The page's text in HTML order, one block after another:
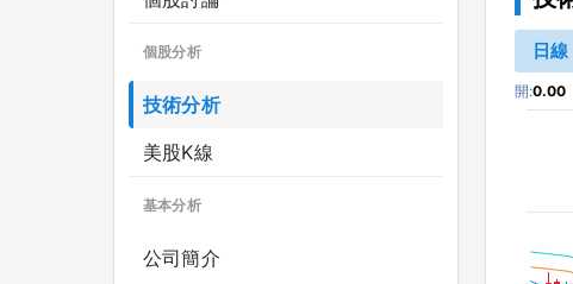
個股分析
技術分析
美股K線
基本分析
公司簡介
日線
開:0.00